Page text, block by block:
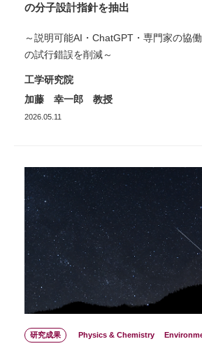
の分子設計指針を抽出
～説明可能AI・ChatGPT・専門家の協
の試行錯誤を削減～
工学研究院
加藤 幸一郎 教授
2026.05.11
研究成果 Physics & Chemistry